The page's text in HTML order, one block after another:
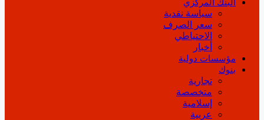
سياسة نقدية
سعر الصرف
الاحتياطي
أخبار
مؤسسات دولية
بنوك
تجارية
متخصصة
إسلامية
عربية